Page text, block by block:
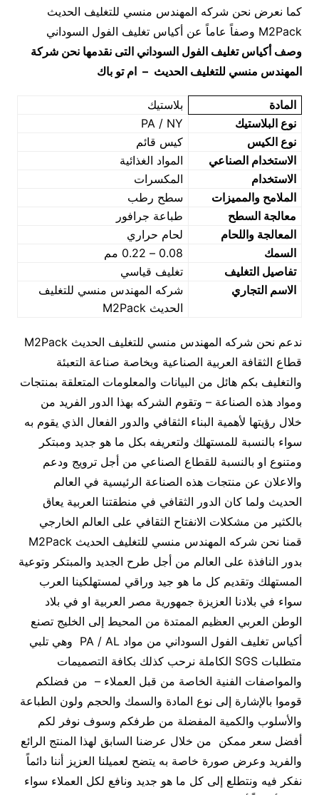
كما نعرض نحن شركه المهندس منسي للتغليف الحديث
M2Pack وصفاً عاماً عن أكياس تغليف الفول السوداني
وصفأكياس تغليف الفول السوداني التى نقدمها نحن شركة
المهندس منسي للتغليف الحديث – ام تو باك
المادة
بلاستيك
نوع البلاستيك
PA / NY
نوع الكيس
كيس قائم
الاستخدام الصناعي
المواد الغذائية
الاستخدام
المكسرات
الملامح والمميزات
سطح رطب
معالجة السطح
طباعة جرافور
المعالجة واللحام
لحام حراري
السمك
0.08 – 0.22 مم
تفاصيل التغليف
تغليف قياسي
الاسم التجاري
شركه المهندس منسي للتغليف
الحديث M2Pack
ندعم نحن شركه المهندس منسي للتغليف الحديث M2Pack
قطاع الثقافة العربية الصناعية وبخاصة صناعة التعبئة
والتغليف بكم هائل من البيانات والمعلومات المتعلقة بمنتجات
ومواد هذه الصناعة – وتقوم الشركه بهذا الدور الفريد من
خلال رؤيتها لأهمية البناء الثقافي والدور الفعال الذي يقوم به
سواء بالنسبة للمستهلك ولتعريفه بكل ما هو جديد ومبتكر
ومتنوع او بالنسبة للقطاع الصناعي من أجل ترويج ودعم
والاعلان عن منتجات هذه الصناعة الرئيسية في العالم
الحديث ولما كان الدور الثقافي في منطقتنا العربية يعاق
بالكثير من مشكلات الانفتاح الثقافي على العالم الخارجي
قمنا نحن شركه المهندس منسي للتغليف الحديث M2Pack
بدور النافذة على العالم من أجل طرح الجديد والمبتكر وتوعية
المستهلك وتقديم كل ما هو جيد وراقي لمستهلكينا العرب
سواء في بلادنا العزيزة جمهورية مصر العربية او في بلاد
الوطن العربي العظيم الممتدة من المحيط إلى الخليج تصنع
أكياس تغليف الفول السوداني من مواد PA / AL وهي تلبي
متطلبات SGS الكاملة نرحب كذلك بكافة التصميمات
والمواصفات الفنية الخاصة من قبل العملاء – من فضلكم
قوموا بالإشارة إلى نوع المادة والسمك والحجم ولون الطباعة
والأسلوب والكمية المفضلة من طرفكم وسوف نوفر لكم
أفضل سعر ممكن من خلال عرضنا السابق لهذا المنتج الرائع
والفريد وعرض صورة خاصة به يتضح لعميلنا العزيز أننا دائماً
نفكر فيه ونتطلع إلى كل ما هو جديد ونافع لكل العملاء سواء